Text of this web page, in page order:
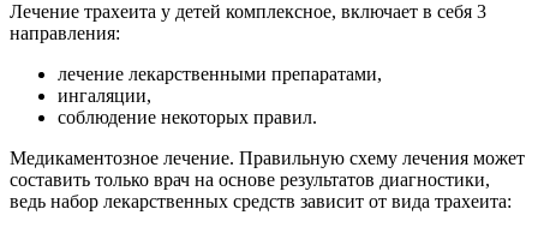
Лечение трахеита у детей комплексное, включает в себя 3
направления:
лечение лекарственными препаратами,
ингаляции,
соблюдение некоторых правил.
Медикаментозное лечение. Правильную схему лечения может
составить только врач на основе результатов диагностики,
ведь набор лекарственных средств зависит от вида трахеита: